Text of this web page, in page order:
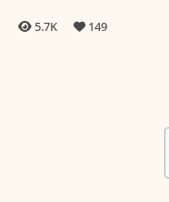
5.7K 149